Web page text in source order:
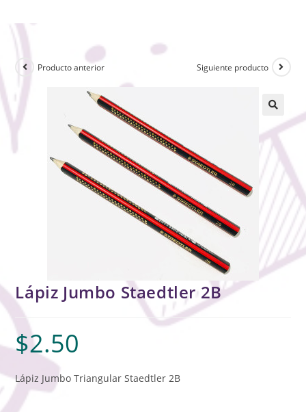
Producto anterior Siguiente producto
🔍
Lápiz Jumbo Staedtler 2B
$2.50
Lápiz Jumbo Triangular Staedtler 2B